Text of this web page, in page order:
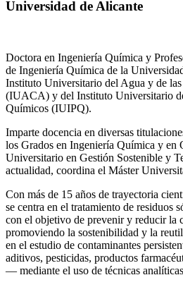
Universidad de Alicante
Doctora en Ingeniería Química y
de Ingeniería Química de la
Instituto Universitario del Agua y de
(IUACA) y del Instituto Universitario
Químicos (IUIPQ).
Imparte docencia en diversas
los Grados en Ingeniería Química y en
Universitario en Gestión Sostenible y
actualidad, coordina el Máster
Con más de 15 años de trayectoria
se centra en el tratamiento de residuos
con el objetivo de prevenir y reducir la
promoviendo la sostenibilidad y la
en el estudio de contaminantes
aditivos, pesticidas, productos
— mediante el uso de técnicas